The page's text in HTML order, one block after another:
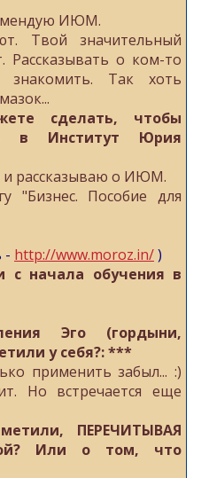
ИЮМ.
Твой значительный
Рассказывать о ком-то
Так хоть
сделать, чтобы
в Институт Юрия
рассказываю о ИЮМ.
"Бизнес. Пособие для
- http://www.moroz.in/)
начала обучения в
Эго (гордыни,
у себя?: ***
применить забыл... :)
Но встречается еще
ПЕРЕЧИТЫВАЯ
Или о том, что